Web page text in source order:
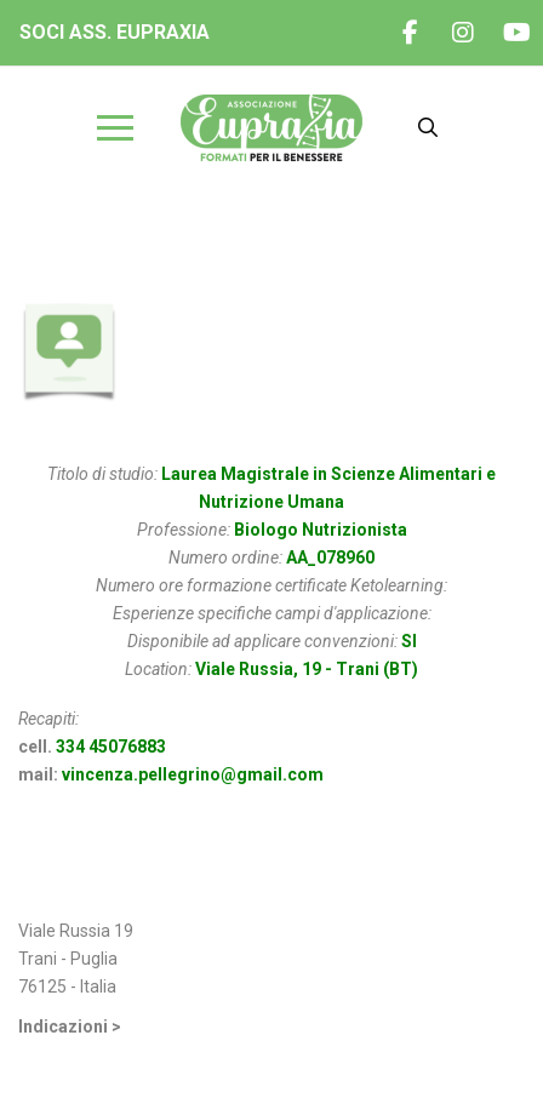
SOCI ASS. EUPRAXIA
Titolo di studio: Laurea Magistrale in Scienze Alimentari e
Nutrizione Umana
Professione: Biologo Nutrizionista
Numero ordine:AA_078960
Numero ore formazione certificate Ketolearning:
Esperienze specifiche campi d'applicazione:
Disponibile ad applicare convenzioni:SI
Location:Viale Russia, 19 - Trani (BT)
Recapiti:
cell. 334 45076883
mail: vincenza.pellegrino@gmail.com
Viale Russia 19
Trani - Puglia
76125 - Italia
Indicazioni >